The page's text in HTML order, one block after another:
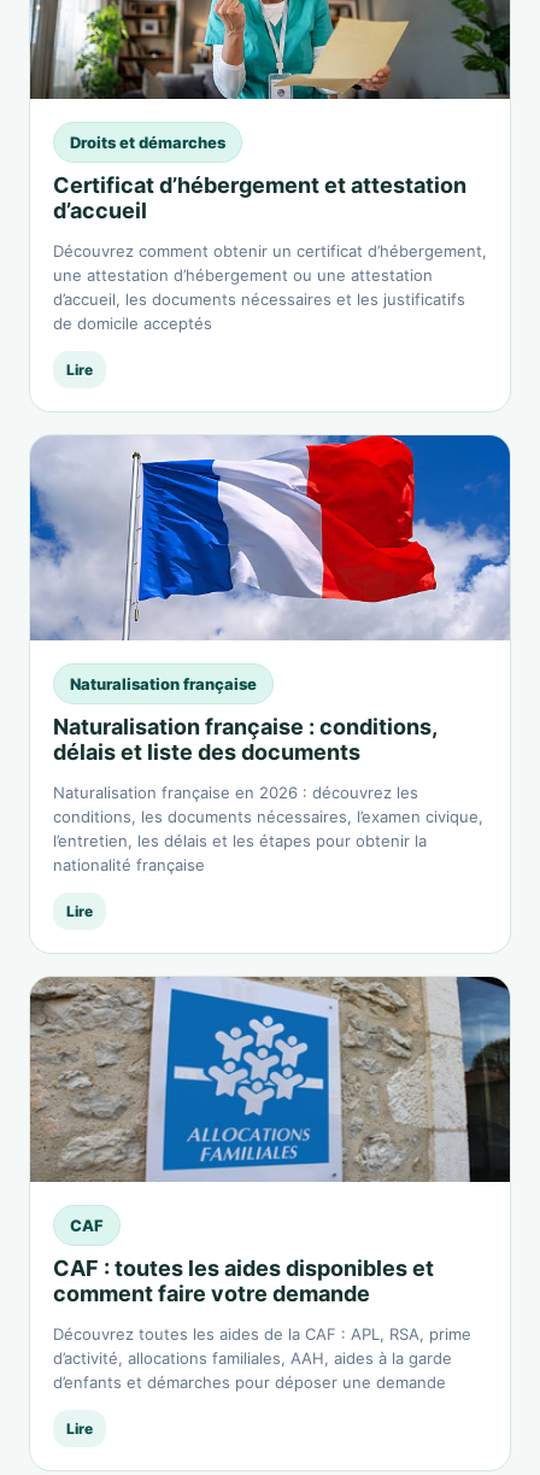
Droits et démarches
Certificat d’hébergement et attestation
d’accueil
Découvrez comment obtenir un certificat d’hébergement,
une attestation d’hébergement ou une attestation
d’accueil, les documents nécessaires et les justificatifs
de domicile acceptés
Lire
Naturalisation française
Naturalisation française : conditions,
délais et liste des documents
Naturalisation française en 2026 : découvrez les
conditions, les documents nécessaires, l’examen civique,
l’entretien, les délais et les étapes pour obtenir la
nationalité française
Lire
CAF
CAF : toutes les aides disponibles et
comment faire votre demande
Découvrez toutes les aides de la CAF : APL, RSA, prime
d’activité, allocations familiales, AAH, aides à la garde
d’enfants et démarches pour déposer une demande
Lire